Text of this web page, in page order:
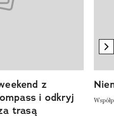
z
i odkryj
trasą